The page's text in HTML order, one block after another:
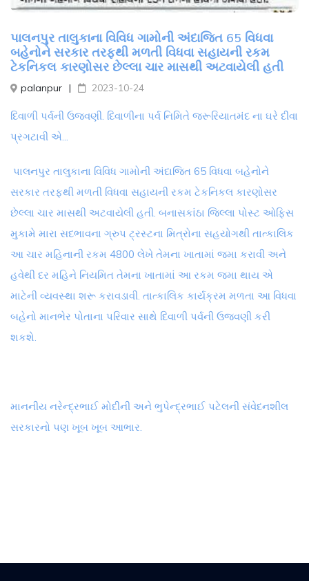
પાલનપુર તાલુકાના વિવિધ ગામોની અંદાજિત 65 વિધવા
બહેનોને સરકાર તરફથી મળતી વિધવા સહાયની રકમ
ટેકનિકલ કારણોસર છેલ્લા ચાર માસથી અટવાયેલી હતી
palanpur 2023-10-24
દિવાળી પર્વની ઉજવણી. દિવાળીના પર્વ નિમિતે જરૂરિયાતમંદ ના ઘરે દીવા
પ્રગટાવી એ...
પાલનપુર તાલુકાના વિવિધ ગામોની અંદાજિત 65 વિધવા બહેનોને
સરકાર તરફથી મળતી વિધવા સહાયની રકમ ટેકનિકલ કારણોસર
છેલ્લા ચાર માસથી અટવાયેલી હતી. બનાસકાંઠા જિલ્લા પોસ્ટ ઓફિસ
મુકામે મારા સદભાવના ગ્રુપ ટ્રસ્ટના મિત્રોના સહયોગથી તાત્કાલિક
આ ચાર મહિનાની રકમ 4800 લેખે તેમના ખાતામાં જમા કરાવી અને
હવેથી દર મહિને નિયમિત તેમના ખાતામાં આ રકમ જમા થાય એ
માટેની વ્યવસ્થા શરૂ કરાવડાવી. તાત્કાલિક કાર્યક્રમ મળતા આ વિધવા
બહેનો માનભેર પોતાના પરિવાર સાથે દિવાળી પર્વની ઉજવણી કરી
શકશે.
માનનીય નરેન્દ્રભાઈ મોદીની અને ભુપેન્દ્રભાઈ પટેલની સંવેદનશીલ
સરકારનો પણ ખૂબ ખૂબ આભાર.